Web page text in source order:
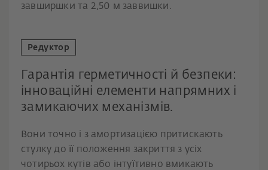
завширшки та 2,50 м заввишки.
Редуктор
Гарантія герметичності й безпеки:
інноваційні елементи напрямних і
замикаючих механізмів.
Вони точно і з амортизацією притискають
стулку до її положення закриття з усіх
чотирьох кутів або інтуїтивно вмикають